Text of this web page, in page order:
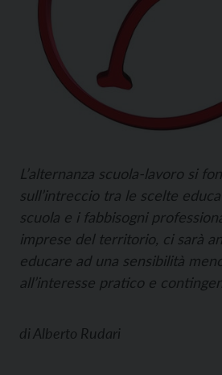
L’alternanza scuola-lavoro si
sull’intreccio tra le scelte
scuola e i fabbisogni
imprese del territorio, ci sarà
educare ad una sensibilità
all’interesse pratico e
diAlberto Rudari